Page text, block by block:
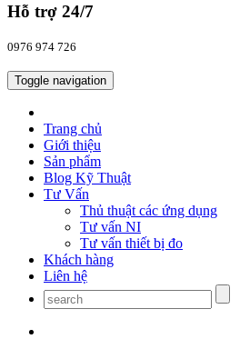
Hỗ trợ 24/7
0976 974 726
Toggle navigation
Trang chủ
Giới thiệu
Sản phẩm
Blog Kỹ Thuật
Tư Vấn
Thủ thuật các ứng dụng
Tư vấn NI
Tư vấn thiết bị đo
Khách hàng
Liên hệ